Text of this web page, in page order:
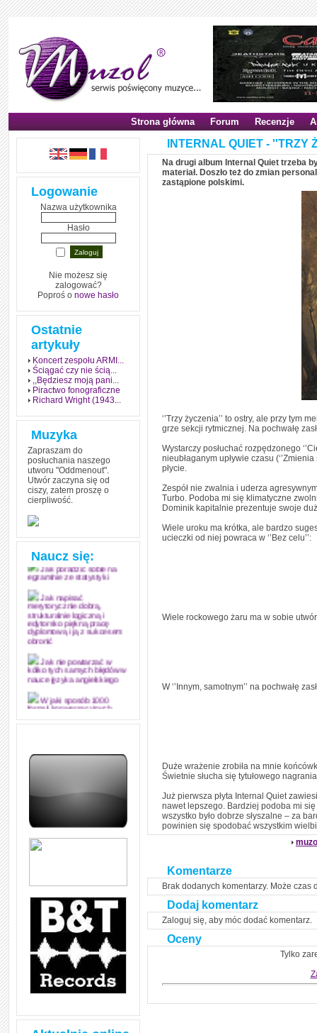
Strona główna Forum Recenzje
Logowanie
Nazwa użytkownika
Hasło
Nie możesz się
zalogować?
Poproś o nowe hasło
Ostatnie
artykuły
Koncert zespołu ARMI...
Ściągać czy nie ścią...
,,Będziesz moją pani...
Piractwo fonograficzne
Richard Wright (1943...
Muzyka
Zapraszam do
posłuchania naszego
utworu "Oddmenout".
Utwór zaczyna się od
ciszy, zatem proszę o
cierpliwość.
Naucz się:
Jak stworzyć fenomen
egzamin? Poznaj metody
Jak poradzić sobie na
egzaminie ze statystyki
Jak napisać
merytorycznie dobrą,
strukturalnie logiczną i
edytorsko piękną pracę
dyplomową i ją z sukcesem
obronić
Jak nie powtarzać w
kółko tych samych błędów w
nauce języka angielskiego
W jaki sposób 1000
formuł konwersacyjnych
pozwoli Ci opanować język
Angielskie przyimki
zapamiętasz
zrozumiale wytłumaczył, na
czym polega mowa zależna
(reported speech) w języku
angielskim
dłużej!
INTERNAL QUIET - ''TRZY
Na drugi album Internal Quiet trzeba
materiał. Doszło też do zmian
zastąpione polskimi.
‘’Trzy życzenia’’ to ostry, ale przy
grze sekcji rytmicznej. Na pochwałę
Wystarczy posłuchać rozpędzonego
nieubłaganym upływie czasu
płycie.
Zespół nie zwalnia i uderza
Turbo. Podoba mi się klimatyczne
Dominik kapitalnie prezentuje swoje
Wiele uroku ma krótka, ale bardzo
ucieczki od niej powraca w ‘’Bez celu’’:
Wiele rockowego żaru ma w sobie utwór
W ‘’Innym, samotnym’’ na pochwałę
Duże wrażenie zrobiła na mnie
Świetnie słucha się tytułowego
Już pierwsza płyta Internal Quiet
nawet lepszego. Bardziej podoba mi się
wszystko było dobrze słyszalne – za
powinien się spodobać wszystkim
Komentarze
Brak dodanych komentarzy. Może czas
Dodaj komentarz
Zaloguj się, aby móc dodać komentarz.
Oceny
Tylko